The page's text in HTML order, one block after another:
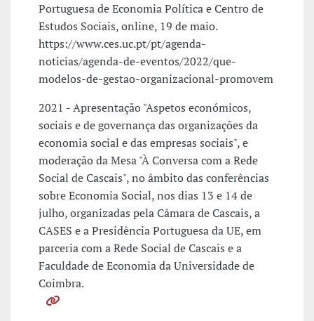
Portuguesa de Economia Política e Centro de
Estudos Sociais, online, 19 de maio.
https://www.ces.uc.pt/pt/agenda-
noticias/agenda-de-eventos/2022/que-
modelos-de-gestao-organizacional-promovem
2021 - Apresentação "Aspetos económicos,
sociais e de governança das organizações da
economia social e das empresas sociais", e
moderação da Mesa "À Conversa com a Rede
Social de Cascais", no âmbito das conferências
sobre Economia Social, nos dias 13 e 14 de
julho, organizadas pela Câmara de Cascais, a
CASES e a Presidência Portuguesa da UE, em
parceria com a Rede Social de Cascais e a
Faculdade de Economia da Universidade de
Coimbra.